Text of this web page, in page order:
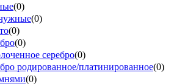
(0)
(0)
(0)
(0)
серебро(0)
родированное/платинированное(0)
(0)